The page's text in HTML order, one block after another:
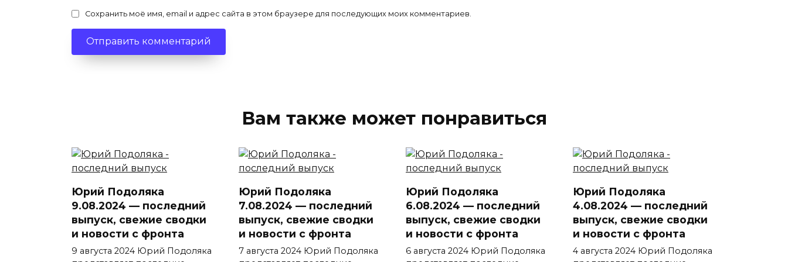
Сохранить моё имя, email и адрес сайта в этом браузере для последующих моих комментариев.
Вам также может понравиться
Юрий Подоляка
9.08.2024 — последний
выпуск, свежие сводки
и новости с фронта
9 августа 2024 Юрий Подоляка
Юрий Подоляка
7.08.2024 — последний
выпуск, свежие сводки
и новости с фронта
7 августа 2024 Юрий Подоляка
Юрий Подоляка
6.08.2024 — последний
выпуск, свежие сводки
и новости с фронта
6 августа 2024 Юрий Подоляка
Юрий Подоляка
4.08.2024 — последний
выпуск, свежие сводки
и новости с фронта
4 августа 2024 Юрий Подоляка